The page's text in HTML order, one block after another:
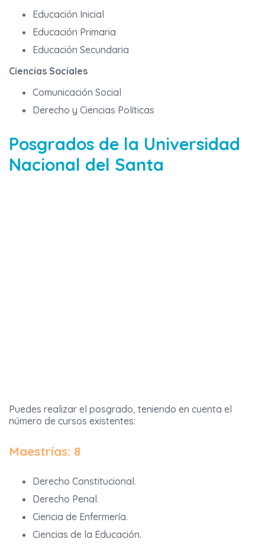
Educación Inicial
Educación Primaria
Educación Secundaria
Ciencias Sociales
Comunicación Social
Derecho y Ciencias Políticas
Posgrados de la Universidad
Nacional del Santa
Puedes realizar el posgrado, teniendo en cuenta el
número de cursos existentes:
Maestrías: 8
Derecho Constitucional.
Derecho Penal.
Ciencia de Enfermería.
Ciencias de la Educación.